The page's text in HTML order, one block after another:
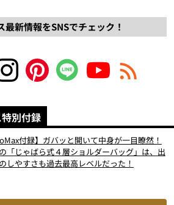
最新情報をSNSでチェック！
別付録
付録】ガバッと開いて中身が一目瞭然！
「じゃばら式４層ショルダーバッグ」は、出
しやすさも過去最高レベルだった！